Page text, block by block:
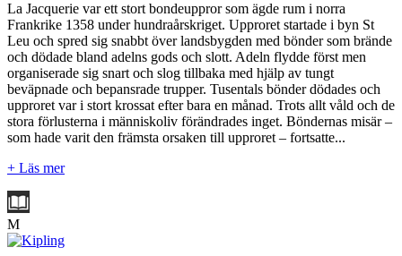
La Jacquerie var ett stort bondeuppror som ägde rum i norra
Frankrike 1358 under hundraårskriget. Upproret startade i byn St
Leu och spred sig snabbt över landsbygden med bönder som brände
och dödade bland adelns gods och slott. Adeln flydde först men
organiserade sig snart och slog tillbaka med hjälp av tungt
beväpnade och bepansrade trupper. Tusentals bönder dödades och
upproret var i stort krossat efter bara en månad. Trots allt våld och de
stora förlusterna i människoliv förändrades inget. Böndernas misär –
som hade varit den främsta orsaken till upproret – fortsatte...
+ Läs mer
M